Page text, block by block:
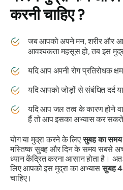
करनी चाहिए ?
जब आपको अपने मन, शरीर और
आवश्यकता महसूस हो, तब इस
यदि आप अपनी रोग प्रतिरोधक
यदि आपको जोड़ों से संबंधित दर्द
यदि आप जल तत्व के कारण होने
हैं तो आप इसका अभ्यास कर
योगयामुद्राकरने के लिएसुबह का समय
मस्तिष्क सुबह और दिन के समय सबसे
ध्यान केंद्रित करना आसान होता है।
लिए आपको इसमुद्रा काअभ्याससुबह
चाहिए।